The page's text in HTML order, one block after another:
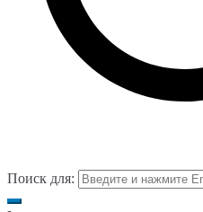
Поиск для: